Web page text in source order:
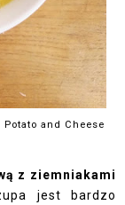
and Cheese
z ziemniakami
jest bardzo